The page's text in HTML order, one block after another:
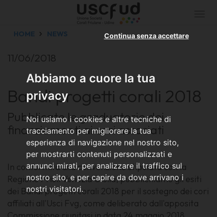
Abbiamo a cuore la tua
privacy
Noi usiamo i cookies e altre tecniche di
tracciamento per migliorare la tua
esperienza di navigazione nel nostro sito,
per mostrarti contenuti personalizzati e
annunci mirati, per analizzare il traffico sul
nostro sito, e per capire da dove arrivano i
nostri visitatori.
Continua senza accettare
HOME NEWS
11/06/2018
Bandi progetti corali 2018
Pubblicate le graduatorie dei
finanziamenti ai cori associati
In conformità alla convenzione stipulata con la
Regione Friuli Venezia Giulia, pubblichiamo gli esiti
dei Bandi progetti corali 2018 per il sostegno dei cori
affiliati all'Usci Fvg, come deliberato dall'apposita